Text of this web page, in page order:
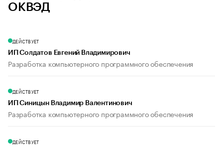
ОКВЭД
ДЕЙСТВУЕТ
ИП Солдатов Евгений Владимирович
Разработка компьютерного программного обеспечения
ДЕЙСТВУЕТ
ИП Синицын Владимир Валентинович
Разработка компьютерного программного обеспечения
ДЕЙСТВУЕТ